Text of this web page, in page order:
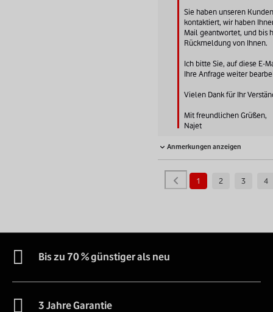
Sie haben unseren
kontaktiert, wir haben
Mail geantwortet, und bis
Rückmeldung von Ihnen.
Ich bitte Sie, auf diese E-
Ihre Anfrage weiter
Vielen Dank für Ihr
Mit freundlichen Grüßen,
Najet
Anmerkungen anzeigen
1 2 3 4
Bis zu 70 % günstiger als neu
3 Jahre Garantie